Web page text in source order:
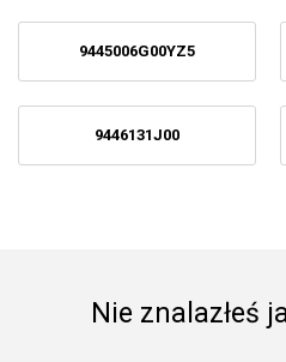
9445006G00YZ5
9446131J00
Nie znalazłeś